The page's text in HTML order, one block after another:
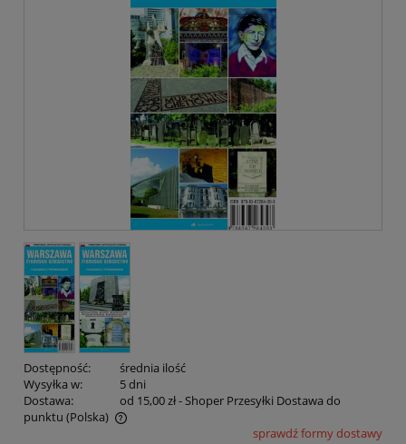
Dostępność:
średnia ilość
Wysyłka w:
5 dni
Dostawa:
od 15,00 zł- Shoper Przesyłki Dostawa do
punktu (Polska)
Cena nie zawiera ewentualnych kosztów płatnościsprawdź formy dostawy